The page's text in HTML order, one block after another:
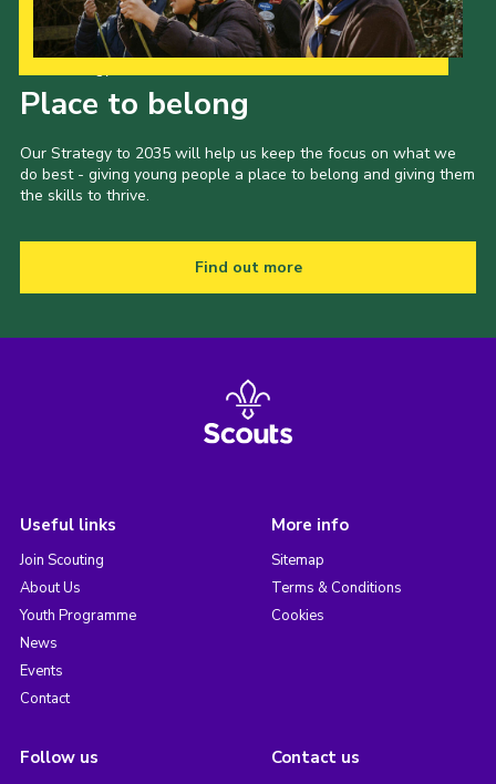
Place to belong
Our Strategy to 2035 will help us keep the focus on what we
do best - giving young people a place to belong and giving them
the skills to thrive.
Find out more
Useful links
Join Scouting
About Us
Youth Programme
News
Events
Contact
More info
Sitemap
Terms & Conditions
Cookies
Follow us Contact us